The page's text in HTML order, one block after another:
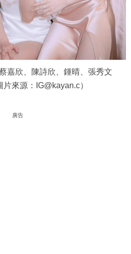
嘉欣、陳詩欣、鍾晴、張秀文
來源：IG@kayan.c）
廣告